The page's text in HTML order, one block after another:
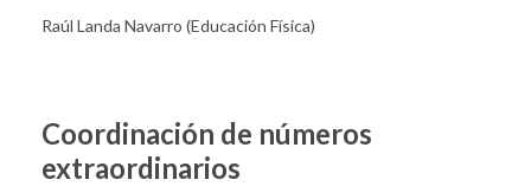
Raúl Landa Navarro (Educación Física)
Coordinación de números
extraordinarios